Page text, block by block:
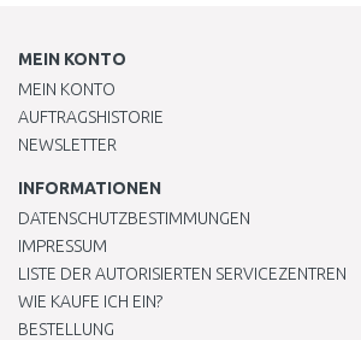
MEIN KONTO
MEIN KONTO
AUFTRAGSHISTORIE
NEWSLETTER
INFORMATIONEN
DATENSCHUTZBESTIMMUNGEN
IMPRESSUM
LISTE DER AUTORISIERTEN SERVICEZENTREN
WIE KAUFE ICH EIN?
BESTELLUNG